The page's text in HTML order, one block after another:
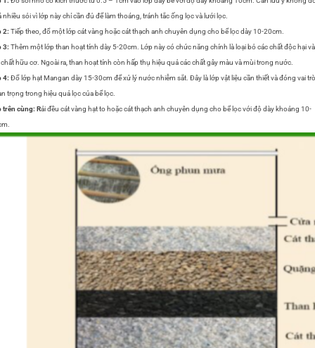
nhiều sỏi vì lớp này chỉ cần đủ để làm thoáng, tránh tắc ống lọc và lưới lọc.
2: Tiếp theo, đổ một lớp cát vàng hoặc cát thạch anh chuyên dụng cho bể lọc dày 10-20cm.
3: Thêm một lớp than hoạt tính dày 5-20cm. Lớp này có chức năng chính là loại bỏ các chất độc hại và
hữu cơ. Ngoài ra, than hoạt tính còn hấp thụ hiệu quả các chất gây màu và mùi trong nước.
4: Đổ lớp hạt Mangan dày 15-30cm để xử lý nước nhiễm sắt. Đây là lớp vật liệu cần thiết và đóng vai trò
trọng trong hiệu quả lọc của bể lọc.
trên cùng: Rải đều cát vàng hạt to hoặc cát thạch anh chuyên dụng cho bể lọc với độ dày khoảng 10-